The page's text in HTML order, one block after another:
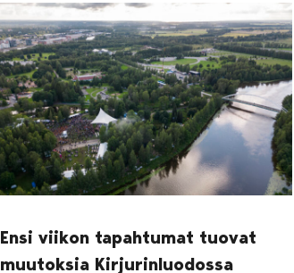
Ensi viikon tapahtumat tuovat
muutoksia Kirjurinluodossa